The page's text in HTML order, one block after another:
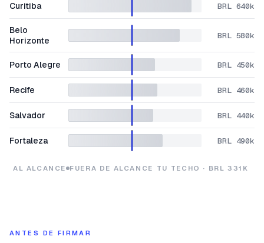
Curitiba BRL 640k
Belo
Horizonte
BRL 580k
Porto Alegre BRL 450k
Recife BRL 460k
Salvador BRL 440k
Fortaleza BRL 490k
AL ALCANCE FUERA DE ALCANCE TU TECHO · BRL 331K
ANTES DE FIRMAR